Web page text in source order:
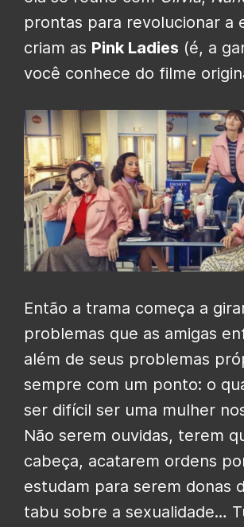
prontas para revolucionar a
criam as Pink Ladies (é, a
você conhece do filme
Então a trama começa a
problemas que as amigas
além de seus problemas
sempre com um ponto: o
ser difícil ser uma mulher
Não serem ouvidas, terem
cabeça, acatarem ordens
estudam para serem donas
tabu sobre a sexualidade…